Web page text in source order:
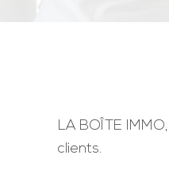
LA BOÎTE
clients.